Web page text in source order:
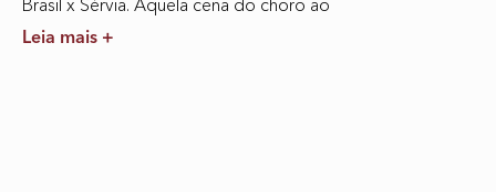
Leia mais +